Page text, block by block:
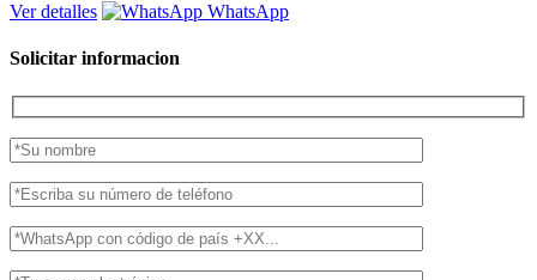
Ver detalles
WhatsApp
Solicitar informacion